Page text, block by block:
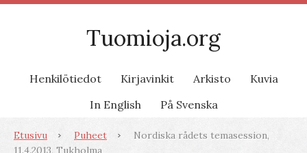
Tuomioja.org
Henkilötiedot Kirjavinkit Arkisto
Kuvia
In English
På Svenska
Etusivu Puheet
Nordiska rådets temasession,
11.4.2013, Tukholma